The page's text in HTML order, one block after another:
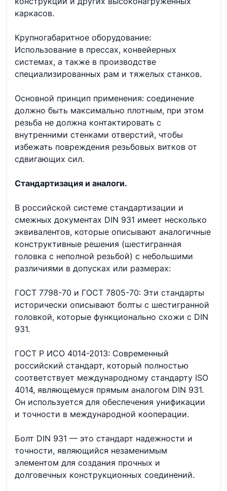
каркасов.
Крупногабаритное оборудование:
Использование в прессах, конвейерных
системах, а также в производстве
специализированных рам и тяжелых станков.
Основной принцип применения: соединение
должно быть максимально плотным, при этом
резьба не должна контактировать с
внутренними стенками отверстий, чтобы
избежать повреждения резьбовых витков от
сдвигающих сил.
Стандартизация и аналоги.
В российской системе стандартизации и
смежных документах DIN 931 имеет несколько
эквивалентов, которые описывают аналогичные
конструктивные решения (шестигранная
головка с неполной резьбой) с небольшими
различиями в допусках или размерах:
ГОСТ 7798-70 и ГОСТ 7805-70: Эти стандарты
исторически описывают болты с шестигранной
головкой, которые функционально схожи с DIN
931.
ГОСТ Р ИСО 4014-2013: Современный
российский стандарт, который полностью
соответствует международному стандарту ISO
4014, являющемуся прямым аналогом DIN 931.
Он используется для обеспечения унификации
и точности в международной кооперации.
Болт DIN 931 — это стандарт надежности и
точности, являющийся незаменимым
элементом для создания прочных и
долговечных конструкционных соединений.